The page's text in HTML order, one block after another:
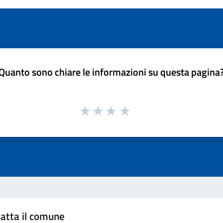
sono chiare le informazioni su questa
il comune